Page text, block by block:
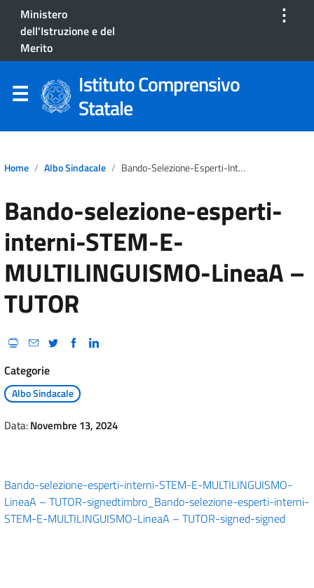
Ministero
dell'Istruzione e del
Merito
⋮
Istituto Comprensivo
Statale
Home Albo Sindacale Bando-Selezione-Esperti-Interni-STEM-E-MULTILINGUISMO-LineaA – TUTOR
Bando-selezione-esperti-
interni-STEM-E-
MULTILINGUISMO-LineaA –
TUTOR
Categorie
Albo Sindacale
Data:Novembre 13, 2024
Bando-selezione-esperti-interni-STEM-E-MULTILINGUISMO-
LineaA – TUTOR-signedtimbro_Bando-selezione-esperti-interni-
STEM-E-MULTILINGUISMO-LineaA – TUTOR-signed-signed